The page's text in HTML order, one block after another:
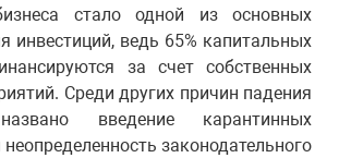
стало одной из основных
инвестиций, ведь 65% капитальных
за счет собственных
Среди других причин падения
введение карантинных
законодательного